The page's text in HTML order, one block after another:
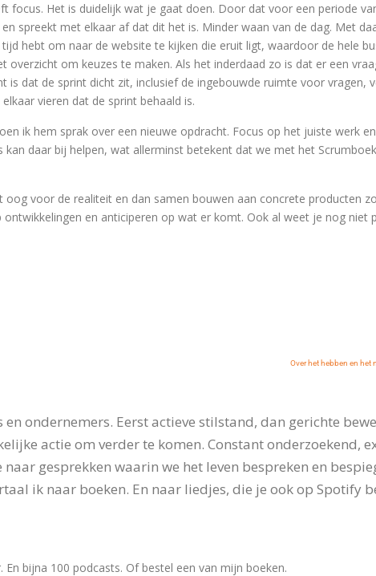
focus. Het is duidelijk wat je gaat doen. Door dat voor een periode
spreekt met elkaar af dat dit het is. Minder waan van de dag. Met
hebt om naar de website te kijken die eruit ligt, waardoor de hele
overzicht om keuzes te maken. Als het inderdaad zo is dat er een
dat de sprint dicht zit, inclusief de ingebouwde ruimte voor vragen,
vieren dat de sprint behaald is.
ik hem sprak over een nieuwe opdracht. Focus op het juiste werk
daar bij helpen, wat allerminst betekent dat we met het
voor de realiteit en dan samen bouwen aan concrete producten
en anticiperen op wat er komt. Ook al weet je nog niet
Over het hebben en het
ondernemers. Eerst actieve stilstand, dan gerichte
actie om verder te komen. Constant onderzoekend,
gesprekken waarin we het leven bespreken en
ik naar boeken. En naar liedjes, die je ook op Spotify
bijna 100 podcasts. Of bestel een van mijn boeken.